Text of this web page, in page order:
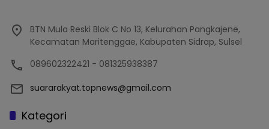
BTN Mula Reski Blok C No 13, Kelurahan Pangkajene,
Kecamatan Maritenggae, Kabupaten Sidrap, Sulsel
089602322421 - 081325938387
suararakyat.topnews@gmail.com
Kategori